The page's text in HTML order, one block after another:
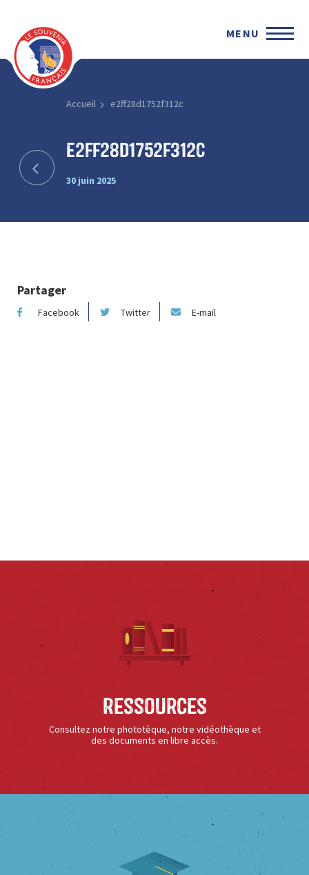
MENU
Accueil e2ff28d1752f312c
e2ff28d1752f312c
30 juin 2025
Partager
Facebook Twitter E-mail
Ressources
Consultez notre phototèque, notre vidéothèque et
des documents en libre accès.